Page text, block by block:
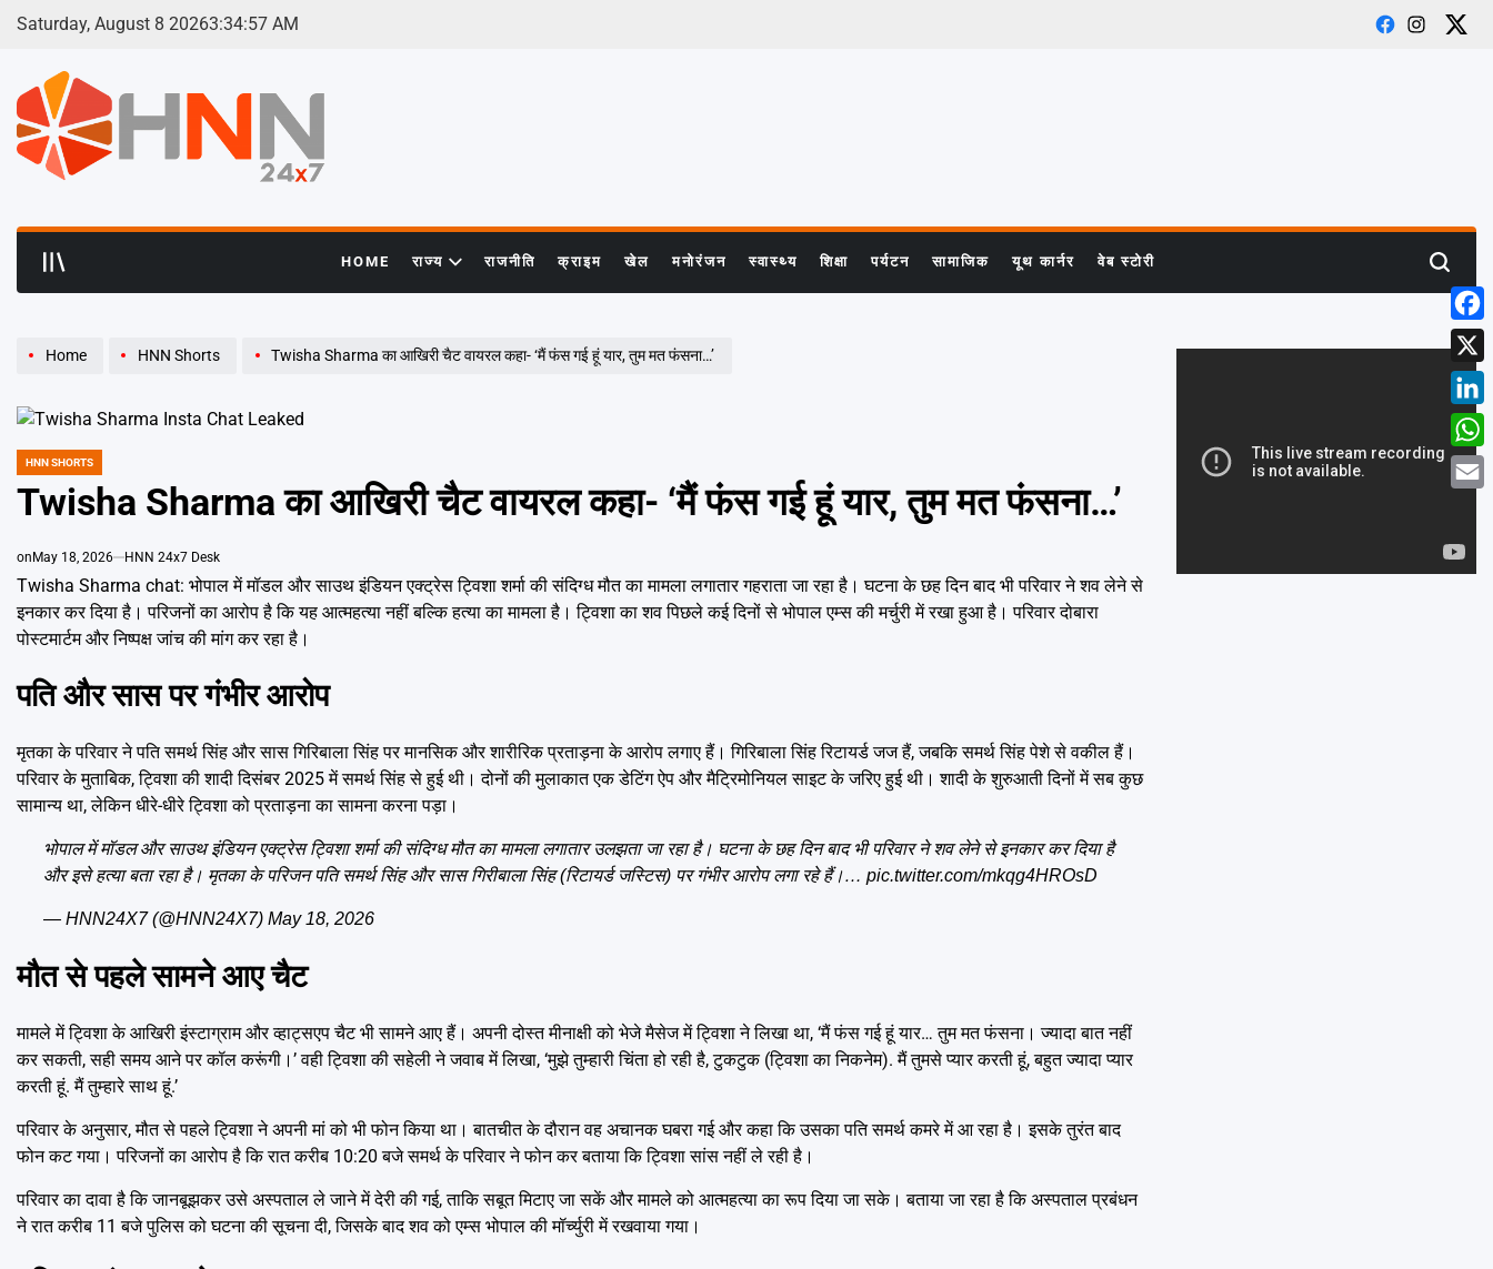
Skip
Saturday, August 8 20263:34:57 AM
FacebookX
HOME राज्य राजनीति क्राइम खेल मनोरंजन स्वास्थ्य शिक्षा पर्यटन सामाजिक यूथ कार्नर वेब स्टोरी Search
Home HNN Shorts Twisha Sharma का आखिरी चैट वायरल कहा- ‘मैं फंस गई हूं यार, तुम मत फंसना…’
POSTED
HNN SHORTS
Twisha Sharma का आखिरी चैट वायरल कहा- ‘मैं फंस गई हूं यार, तुम मत फंसना…’
onMay 18, 2026 HNN 24x7 Desk
Twisha Sharma chat: भोपाल में मॉडल और साउथ इंडियन एक्ट्रेस ट्विशा शर्मा की संदिग्ध मौत का मामला लगातार गहराता जा रहा है। घटना के छह दिन बाद भी परिवार ने शव लेने से
इनकार कर दिया है। परिजनों का आरोप है कि यह आत्महत्या नहीं बल्कि हत्या का मामला है। ट्विशा का शव पिछले कई दिनों से भोपाल एम्स की मर्चुरी में रखा हुआ है। परिवार दोबारा
पोस्टमार्टम और निष्पक्ष जांच की मांग कर रहा है।
पति और सास पर गंभीर आरोप
मृतका के परिवार ने पति समर्थ सिंह और सास गिरिबाला सिंह पर मानसिक और शारीरिक प्रताड़ना के आरोप लगाए हैं। गिरिबाला सिंह रिटायर्ड जज हैं, जबकि समर्थ सिंह पेशे से वकील हैं।
परिवार के मुताबिक, ट्विशा की शादी दिसंबर 2025 में समर्थ सिंह से हुई थी। दोनों की मुलाकात एक डेटिंग ऐप और मैट्रिमोनियल साइट के जरिए हुई थी। शादी के शुरुआती दिनों में सब कुछ
सामान्य था, लेकिन धीरे-धीरे ट्विशा को प्रताड़ना का सामना करना पड़ा।
भोपाल में मॉडल और साउथ इंडियन एक्ट्रेस ट्विशा शर्मा की संदिग्ध मौत का मामला लगातार उलझता जा रहा है। घटना के छह दिन बाद भी परिवार ने शव लेने से इनकार कर दिया है
और इसे हत्या बता रहा है। मृतका के परिजन पति समर्थ सिंह और सास गिरीबाला सिंह (रिटायर्ड जस्टिस) पर गंभीर आरोप लगा रहे हैं।… pic.twitter.com/mkqg4HROsD
— HNN24X7 (@HNN24X7) May 18, 2026
मौत से पहले सामने आए चैट
मामले में ट्विशा के आखिरी इंस्टाग्राम और व्हाट्सएप चैट भी सामने आए हैं। अपनी दोस्त मीनाक्षी को भेजे मैसेज में ट्विशा ने लिखा था, ‘मैं फंस गई हूं यार… तुम मत फंसना। ज्यादा बात नहीं
कर सकती, सही समय आने पर कॉल करूंगी।’ वही ट्विशा की सहेली ने जवाब में लिखा, ‘मुझे तुम्हारी चिंता हो रही है, टुकटुक (ट्विशा का निकनेम). मैं तुमसे प्यार करती हूं, बहुत ज्यादा प्यार
करती हूं. मैं तुम्हारे साथ हूं.’
परिवार के अनुसार, मौत से पहले ट्विशा ने अपनी मां को भी फोन किया था। बातचीत के दौरान वह अचानक घबरा गई और कहा कि उसका पति समर्थ कमरे में आ रहा है। इसके तुरंत बाद
फोन कट गया। परिजनों का आरोप है कि रात करीब 10:20 बजे समर्थ के परिवार ने फोन कर बताया कि ट्विशा सांस नहीं ले रही है।
परिवार का दावा है कि जानबूझकर उसे अस्पताल ले जाने में देरी की गई, ताकि सबूत मिटाए जा सकें और मामले को आत्महत्या का रूप दिया जा सके। बताया जा रहा है कि अस्पताल प्रबंधन
ने रात करीब 11 बजे पुलिस को घटना की सूचना दी, जिसके बाद शव को एम्स भोपाल की मॉर्च्युरी में रखवाया गया।
X